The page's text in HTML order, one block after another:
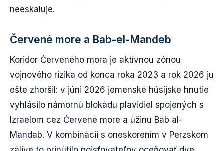
neeskaluje.
Červené more a Bab-el-Mandeb
Koridor Červeného mora je aktívnou zónou
vojnového rizika od konca roka 2023 a rok 2026 ju
ešte zhoršil: v júni 2026 jemenské húsíjske hnutie
vyhlásilo námornú blokádu plavidiel spojených s
Izraelom cez Červené more a úžinu Báb al-
Mandab. V kombinácii s oneskorením v Perzskom